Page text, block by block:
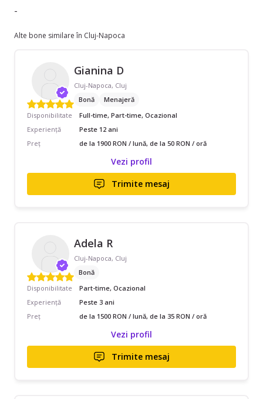
-
Alte bone similare în Cluj-Napoca
Gianina D
Cluj-Napoca, Cluj
Bonă
Menajeră
Disponibilitate
Full-time, Part-time, Ocazional
Experiență
Peste 12 ani
Preț
de la 1900 RON / lună, de la 50 RON / oră
Vezi profil
Trimite mesaj
Adela R
Cluj-Napoca, Cluj
Bonă
Disponibilitate
Part-time, Ocazional
Experiență
Peste 3 ani
Preț
de la 1500 RON / lună, de la 35 RON / oră
Vezi profil
Trimite mesaj